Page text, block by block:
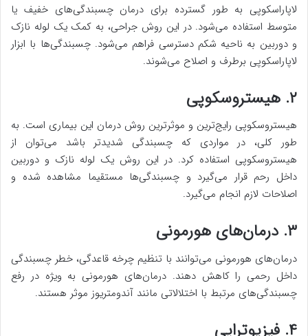
لاپاراسکوپی به طور گسترده برای درمان چسبندگی‌های خفیف یا
متوسط ​​استفاده می‌شود. در این روش جراحی، به کمک یک لوله نازک
و دوربین به ناحیه شکم دسترسی فراهم می‌شود. چسبندگی‌ها با ابزار
لاپاراسکوپی برطرف و اصلاح می‌شوند.
۲. هیستروسکوپی
هیستروسکوپی رایج‌ترین و موثرترین روش درمان این بیماری است. به
طور کلی، در مواردی که چسبندگی شدیدتر باشد می‌توان از
هیستروسکوپی استفاده کرد. در این روش یک لوله نازک و دوربین
داخل رحم قرار می‌گیرد و چسبندگی‌ها مستقیما مشاهده شده و
اصلاحات لازم انجام می‌گیرد.
۳. درمان‌های هورمونی
درمان‌های هورمونی می‌توانند با تنظیم چرخه قاعدگی، خطر چسبندگی
داخل رحمی را کاهش دهند. درمان‌های هورمونی به ویژه در رفع
چسبندگی‌های مرتبط با اختلالاتی مانند آندومتریوز موثر هستند.
۴. فیزیوتراپی